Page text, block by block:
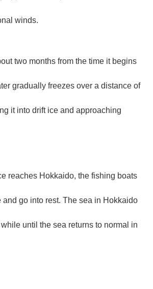
winds.
two months from the time it begins
gradually freezes over a distance of
it into drift ice and approaching
reaches Hokkaido, the fishing boats
and go into rest. The sea in Hokkaido
until the sea returns to normal in